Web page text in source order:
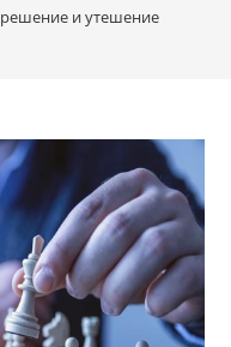
и утешение